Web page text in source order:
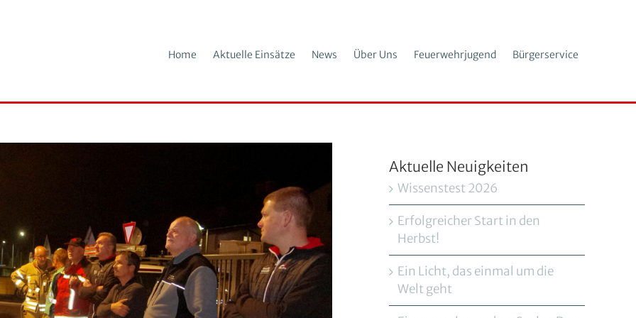
Home Aktuelle Einsätze News Über Uns Feuerwehrjugend Bürgerservice
Aktuelle Neuigkeiten
Wissenstest 2026
Erfolgreicher Start in den
Herbst!
Ein Licht, das einmal um die
Welt geht